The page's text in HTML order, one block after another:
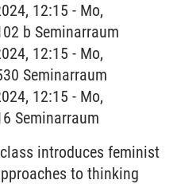
12:15 - Mo,
b Seminarraum
12:15 - Mo,
Seminarraum
12:15 - Mo,
Seminarraum
introduces feminist
to thinking